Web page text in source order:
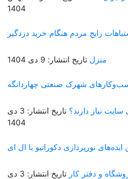
1404
رایج مردم هنگام خرید دزدگیر
منزل تاریخ انتشار: 9 دی 1404
شهرک صنعتی چهاردانگه
نیاز دارند؟
تاریخ انتشار: 3 دی
1404
نورپردازی دکوراتیو با ال ای
و دفتر کار
تاریخ انتشار: 3 دی